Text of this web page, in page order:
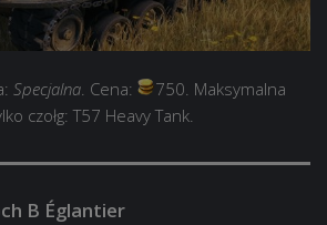
Specjalna. Cena:
750. Maksymalna
czołg: T57 Heavy Tank.
B Églantier